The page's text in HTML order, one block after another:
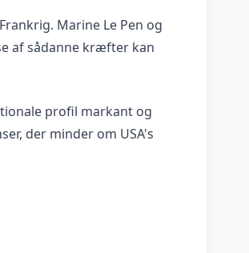
Marine Le Pen og
af sådanne kræfter kan
profil markant og
der minder om USA's